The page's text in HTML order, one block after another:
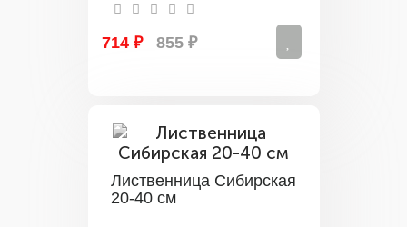
714 ₽ 855 ₽
Лиственница Сибирская
20-40 см